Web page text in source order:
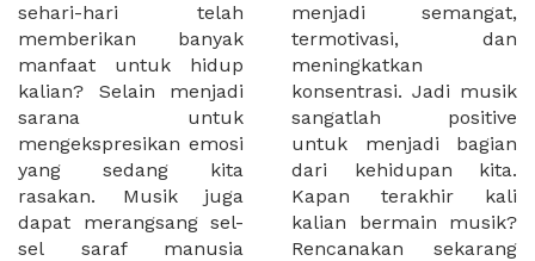
sehari-hari telah
memberikan banyak
manfaat untuk hidup
kalian? Selain menjadi
sarana untuk
mengekspresikan emosi
yang sedang kita
rasakan. Musik juga
dapat merangsang sel-
sel saraf manusia
menjadi semangat,
termotivasi, dan
meningkatkan
konsentrasi. Jadi musik
sangatlah positive
untuk menjadi bagian
dari kehidupan kita.
Kapan terakhir kali
kalian bermain musik?
Rencanakan sekarang